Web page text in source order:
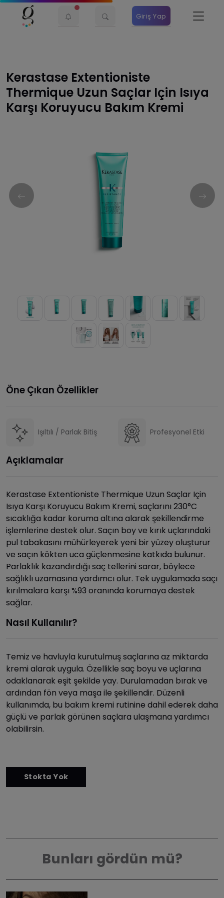
Giriş Yap
Kerastase Extentioniste
Thermique Uzun Saçlar Için Isıya
Karşı Koruyucu Bakım Kremi
Öne Çıkan Özellikler
Işıltılı / Parlak Bitiş Profesyonel Etki
Açıklamalar
Kerastase Extentioniste Thermique Uzun Saçlar Için
Isıya Karşı Koruyucu Bakım Kremi, saçlarını 230°C
sıcaklığa kadar koruma altına alarak şekillendirme
işlemlerine destek olur. Saçın boy ve kırık uçlarındaki
pul tabakasını mühürleyerek yeni bir yüzey oluşturur
ve saçın kökten uca güçlenmesine katkıda bulunur.
Parlaklık kazandırdığı saç tellerini sarar, böylece
sağlıklı uzamasına yardımcı olur. Tek uygulamada saçı
kırılmalara karşı %93 oranında korumaya destek
sağlar.
Nasıl Kullanılır?
Temiz ve havluyla kurutulmuş saçlarına az miktarda
kremi alarak uygula. Özellikle saç boyu ve uçlarına
odaklanarak eşit şekilde yay. Durulamadan bırak ve
ardından fön veya maşa ile şekillendir. Düzenli
kullanımda, bu bakım kremi rutinine dahil ederek daha
güçlü ve parlak görünen saçlara ulaşmana yardımcı
olabilirsin.
Bunları gördün mü?